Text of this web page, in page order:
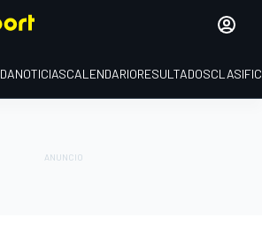
NOTICIASCALENDARIORESULTADOS